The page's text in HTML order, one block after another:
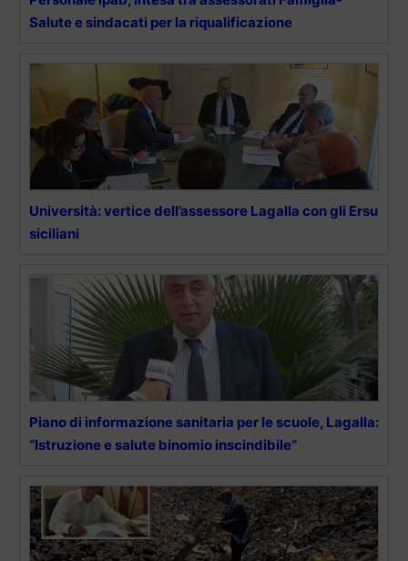
Salute e sindacati per la riqualificazione
Università: vertice dell’assessore Lagalla con gli Ersu
siciliani
Piano di informazione sanitaria per le scuole, Lagalla:
“Istruzione e salute binomio inscindibile”